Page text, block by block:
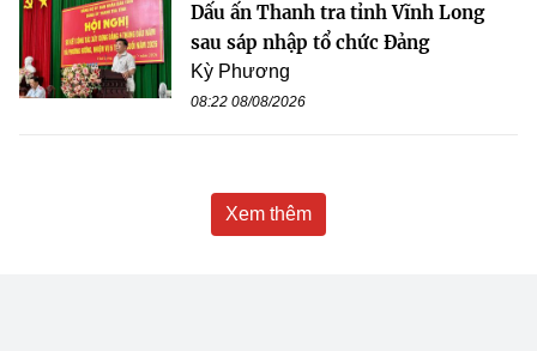
Dấu ấn Thanh tra tỉnh Vĩnh Long
sau sáp nhập tổ chức Đảng
Kỳ Phương
08:22 08/08/2026
Xem thêm